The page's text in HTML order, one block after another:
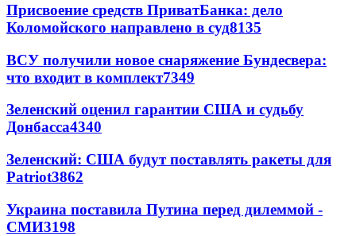
Присвоение средств ПриватБанка: дело
Коломойского направлено в суд8135
ВСУ получили новое снаряжение Бундесвера:
что входит в комплект7349
Зеленский оценил гарантии США и судьбу
Донбасса4340
Зеленский: США будут поставлять ракеты для
Patriot3862
Украина поставила Путина перед дилеммой -
СМИ3198